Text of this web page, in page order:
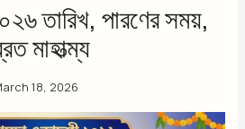
তারিখ, পারণের সময়,
মাহাত্ম্য
18, 2026